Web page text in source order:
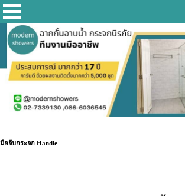
มือจับกระจก Handle